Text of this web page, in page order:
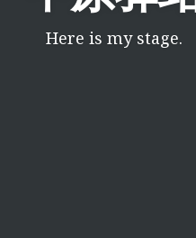
Here is my stage.